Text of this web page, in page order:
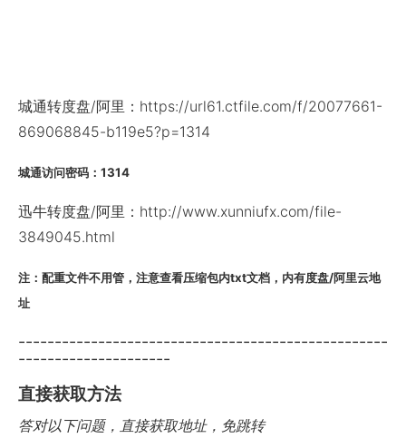
城通转度盘/阿里：https://url61.ctfile.com/f/20077661-
869068845-b119e5?p=1314
城通访问密码：1314
迅牛转度盘/阿里：http://www.xunniufx.com/file-
3849045.html
注：配重文件不用管，注意查看压缩包内txt文档，内有度盘/阿里云地
址
---------------------------------------------------
---------------------
直接获取方法
答对以下问题，直接获取地址，免跳转